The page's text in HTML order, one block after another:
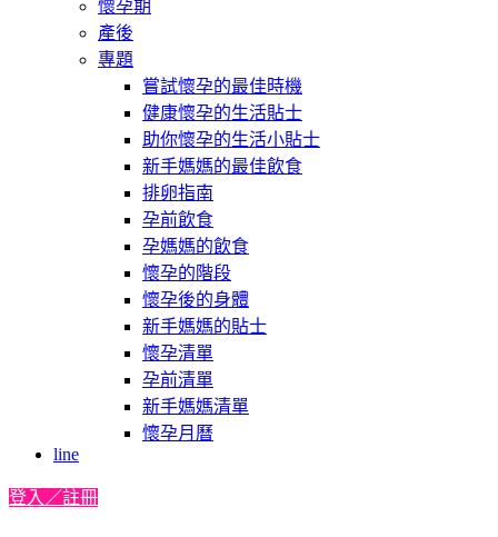
懷孕期
產後
專題
嘗試懷孕的最佳時機
健康懷孕的生活貼士
助你懷孕的生活小貼士
新手媽媽的最佳飲食
排卵指南
孕前飲食
孕媽媽的飲食
懷孕的階段
懷孕後的身體
新手媽媽的貼士
懷孕清單
孕前清單
新手媽媽清單
懷孕月曆
line
登入／註冊